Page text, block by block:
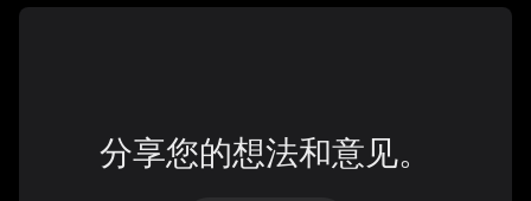
分享您的想法和意见。